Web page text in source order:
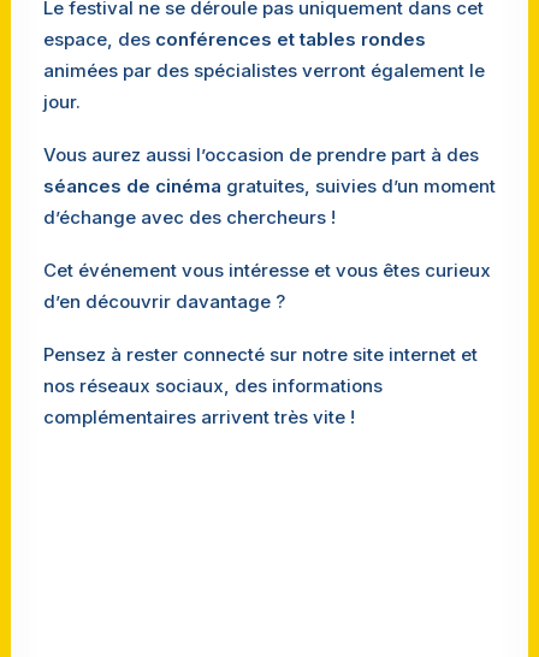
Le festival ne se déroule pas uniquement dans cet
espace, des conférences et tables rondes
animées par des spécialistes verront également le
jour.
Vous aurez aussi l’occasion de prendre part à des
séances de cinéma gratuites, suivies d’un moment
d’échange avec des chercheurs !
Cet événement vous intéresse et vous êtes curieux
d’en découvrir davantage ?
Pensez à rester connecté sur notre site internet et
nos réseaux sociaux, des informations
complémentaires arrivent très vite !